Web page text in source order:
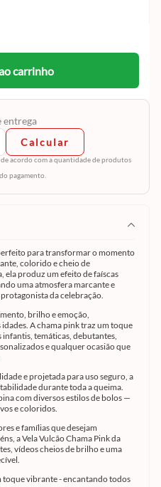
carrinho
entrega
Calcular
de acordo com a quantidade de produtos
pagamento.
para transformar o momento
colorido e cheio de
ela produz um efeito de faíscas
uma atmosfera marcante e
da celebração.
brilho e emoção,
A chama pink traz um toque
temáticas, debutantes,
e qualquer ocasião que
e projetada para uso seguro, a
durante toda a queima.
com diversos estilos de bolos —
e coloridos.
e famílias que desejam
a Vela Vulcão Chama Pink da
vídeos cheios de brilho e uma
toque vibrante - encantando todos